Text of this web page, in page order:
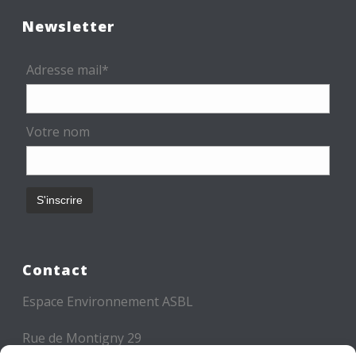
Newsletter
Adresse mail*
Votre nom
Contact
Espace Environnement ASBL
Rue de Montigny 29